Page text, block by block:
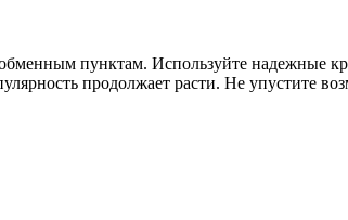
пунктам. Используйте надежные
продолжает расти. Не упустите